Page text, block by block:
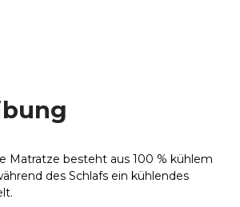
Matratze besteht aus 100 % kühlem
des Schlafs ein kühlendes